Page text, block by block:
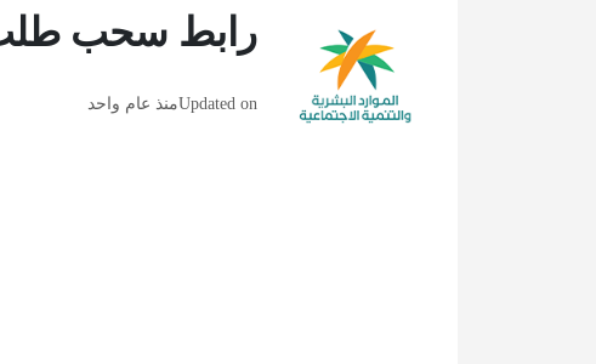
رابط سحب طلب
Updated onمنذ عام واحد